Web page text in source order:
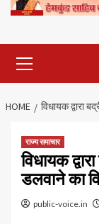
Menu
HOME विधायक द्वारा
राज्य समाचार
विधायक
डलवाने का
public-voice.in